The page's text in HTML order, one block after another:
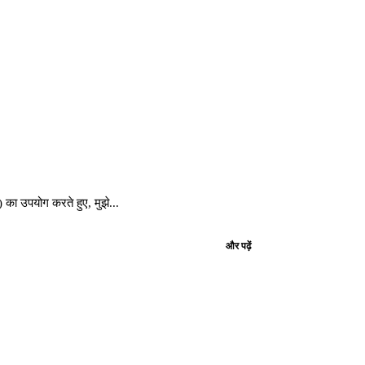
उपयोग करते हुए, मुझे...
और पढ़ें